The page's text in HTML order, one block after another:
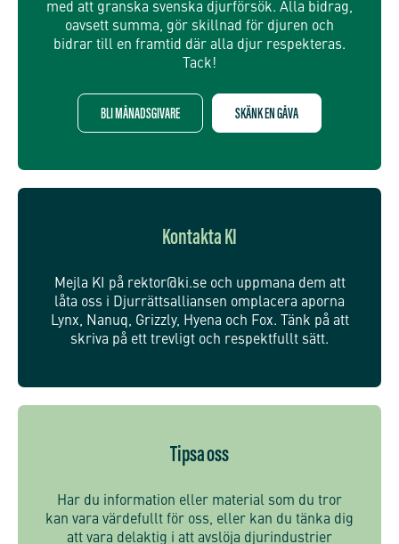
med att granska svenska djurförsök. Alla bidrag,
oavsett summa, gör skillnad för djuren och
bidrar till en framtid där alla djur respekteras.
Tack!
BLI MÅNADSGIVARE SKÄNK EN GÅVA
Kontakta KI
Mejla KI på rektor@ki.se och uppmana dem att
låta oss i Djurrättsalliansen omplacera aporna
Lynx, Nanuq, Grizzly, Hyena och Fox. Tänk på att
skriva på ett trevligt och respektfullt sätt.
Tipsa oss
Har du information eller material som du tror
kan vara värdefullt för oss, eller kan du tänka dig
att vara delaktig i att avslöja djurindustrier